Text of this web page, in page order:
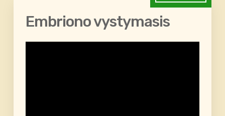
Embriono vystymasis